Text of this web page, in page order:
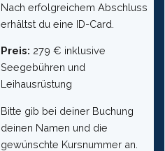
Nach erfolgreichem Abschluss
erhältst du eine ID-Card.
Preis: 279 € inklusive
Seegebühren und
Leihausrüstung
Bitte gib bei deiner Buchung
deinen Namen und die
gewünschte Kursnummer an.